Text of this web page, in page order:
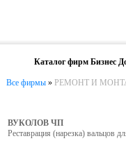
Каталог фирм Бизнес
Все фирмы » РЕМОНТ И
ВУКОЛОВ ЧП
Реставрация (нарезка) вальцов